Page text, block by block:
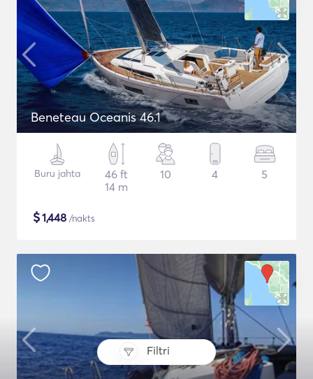
Filtri
Beneteau Oceanis 46.1
Buru jahta
46 ft
14 m
10 4 5
$1,448 /nakts